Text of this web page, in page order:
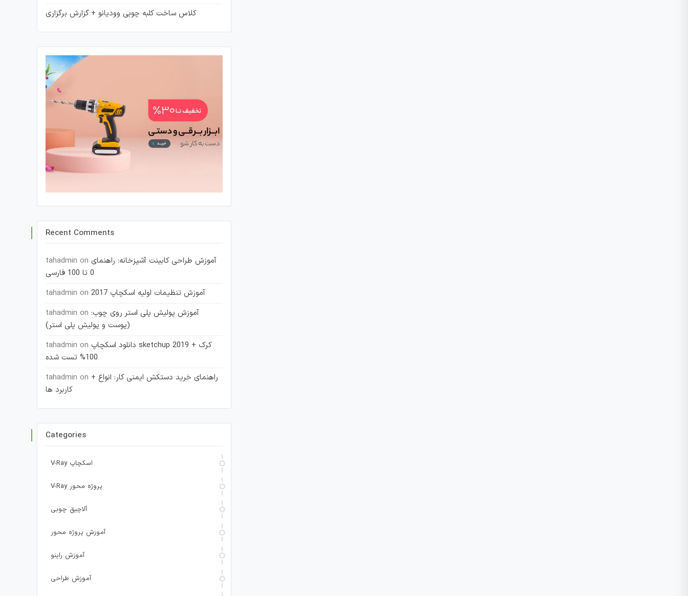
کلاس ساخت کلبه چوبی وودیانو + گزارش برگزاری
Recent Comments
tahadmin on آموزش طراحی کابینت آشپزخانه: راهنمای
0 تا 100 فارسی
tahadmin on
آموزش تنظیمات اولیه اسکچاپ 2017
tahadmin on آموزش پولیش پلی استر روی چوب:
(پوست و پولیش پلی استر)
tahadmin on دانلود اسکچاپ sketchup 2019 + کرک
100% تست شده
tahadmin on راهنمای خرید دستکش ایمنی کار: انواع +
کاربرد ها
Categories
V-Ray اسکچاپ
V-Ray پروژه محور
آلاچیق چوبی
آموزش پروژه محور
آموزش راینو
آموزش طراحی